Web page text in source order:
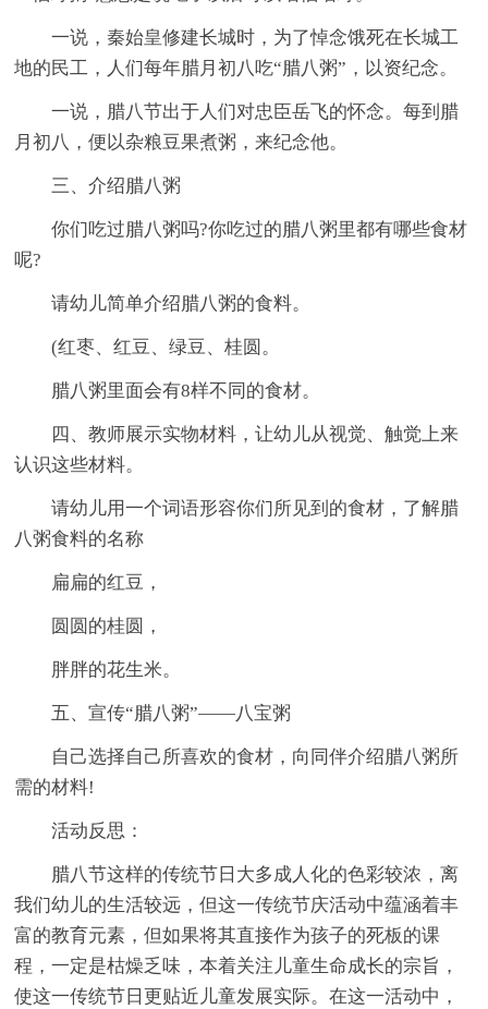
一说，秦始皇修建长城时，为了悼念饿死在长城工
地的民工，人们每年腊月初八吃“腊八粥”，以资纪念。
一说，腊八节出于人们对忠臣岳飞的怀念。每到腊
月初八，便以杂粮豆果煮粥，来纪念他。
三、介绍腊八粥
你们吃过腊八粥吗?你吃过的腊八粥里都有哪些食材
呢?
请幼儿简单介绍腊八粥的食料。
(红枣、红豆、绿豆、桂圆。
腊八粥里面会有8样不同的食材。
四、教师展示实物材料，让幼儿从视觉、触觉上来
认识这些材料。
请幼儿用一个词语形容你们所见到的食材，了解腊
八粥食料的名称
扁扁的红豆，
圆圆的桂圆，
胖胖的花生米。
五、宣传“腊八粥”——八宝粥
自己选择自己所喜欢的食材，向同伴介绍腊八粥所
需的材料!
活动反思：
腊八节这样的传统节日大多成人化的色彩较浓，离
我们幼儿的生活较远，但这一传统节庆活动中蕴涵着丰
富的教育元素，但如果将其直接作为孩子的死板的课
程，一定是枯燥乏味，本着关注儿童生命成长的宗旨，
使这一传统节日更贴近儿童发展实际。在这一活动中，